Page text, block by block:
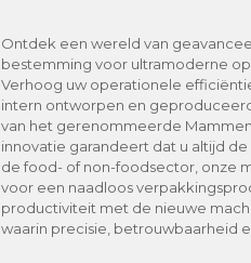
Ontdek een wereld van
bestemming voor ultramoderne
Verhoog uw operationele
intern ontworpen en
van het gerenommeerde
innovatie garandeert dat u altijd
de food- of non-foodsector, onze
voor een naadloos
productiviteit met de nieuwe
waarin precisie, betrouwbaarheid